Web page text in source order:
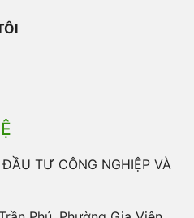
TƯ CÔNG NGHIỆP VÀ